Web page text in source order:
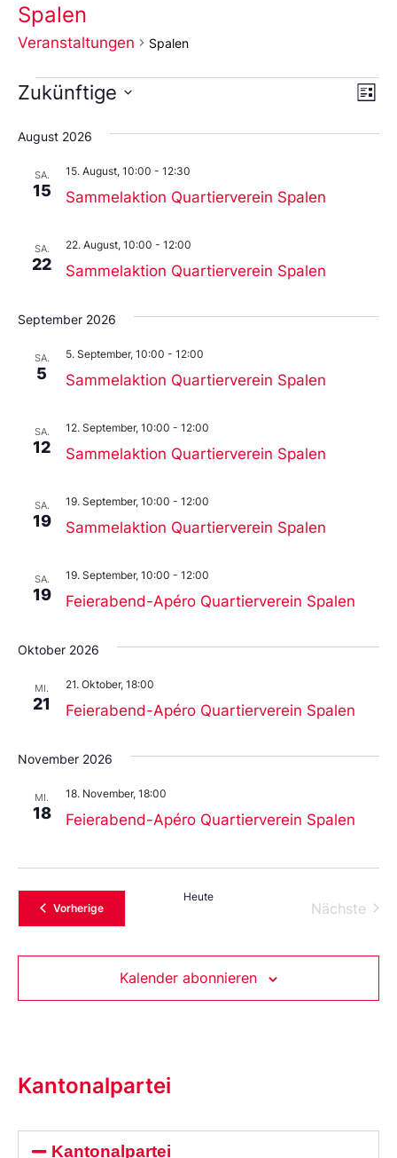
Spalen
Veranstaltungen Spalen
Liste
Zukünftige
Sie
das
aus.
August 2026
SA.
15 Sammelaktion Quartierverein Spalen
15. August, 10:00 - 12:30
SA.
22 Sammelaktion Quartierverein Spalen
22. August, 10:00 - 12:00
September 2026
SA.
5 Sammelaktion Quartierverein Spalen
5. September, 10:00 - 12:00
SA.
12 Sammelaktion Quartierverein Spalen
12. September, 10:00 - 12:00
SA.
19 Sammelaktion Quartierverein Spalen
19. September, 10:00 - 12:00
SA.
19 Feierabend-Apéro Quartierverein Spalen
19. September, 10:00 - 12:00
Oktober 2026
MI.
21 Feierabend-Apéro Quartierverein Spalen
21. Oktober, 18:00
November 2026
MI.
18 Feierabend-Apéro Quartierverein Spalen
18. November, 18:00
VorherigeVeranstaltungen
Heute
Nächste
Kalender abonnieren
Kantonalpartei
Kantonalpartei